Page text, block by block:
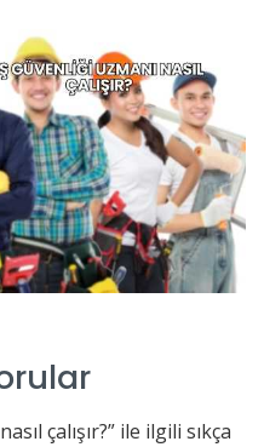
çalışır?” ile ilgili sıkça